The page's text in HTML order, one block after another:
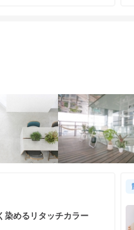
染めるリタッチカラー